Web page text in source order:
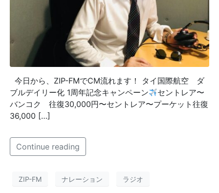
今日から、ZIP-FMでCM流れます！ タイ国際航空 ダ
ブルデイリー化 1周年記念キャンペーン
セントレア〜
バンコク 往復30,000円〜セントレア〜プーケット往復
36,000 […]
Continue reading
ZIP-FM ナレーション ラジオ